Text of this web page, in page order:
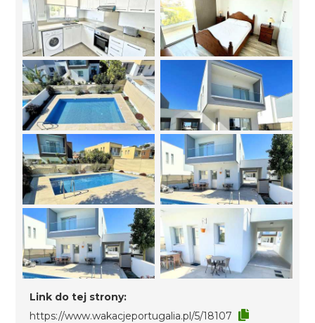
Link do tej strony:
https://www.wakacjeportugalia.pl/5/18107